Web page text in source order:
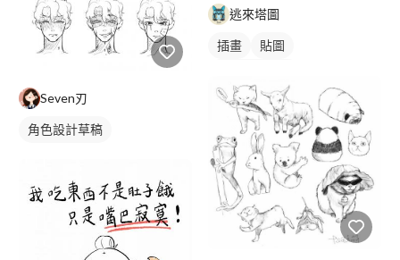
Seven刃
角色設計草稿
逃來塔圖
插畫
貼圖